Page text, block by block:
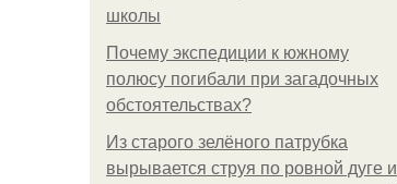
школы
Почему экспедиции к южному
полюсу погибали при загадочных
обстоятельствах?
Из старого зелёного патрубка
вырывается струя по ровной дуге и